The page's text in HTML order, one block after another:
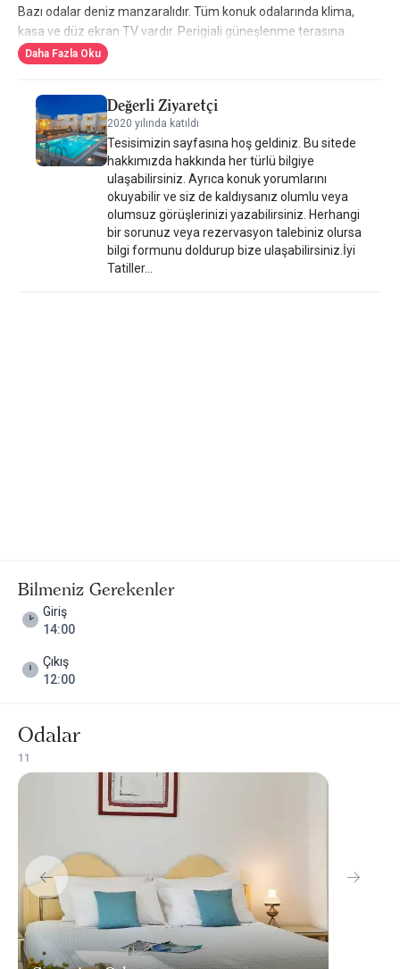
Bazı odalar deniz manzaralıdır. Tüm konuk odalarında klima,
kasa ve düz ekran TV vardır. Perigiali güneşlenme terasına
sahiptir.
Daha Fazla Oku
Değerli Ziyaretçi
2020 yılında katıldı
Tesisimizin sayfasına hoş geldiniz. Bu sitede
hakkımızda hakkında her türlü bilgiye
ulaşabilirsiniz. Ayrıca konuk yorumlarını
okuyabilir ve siz de kaldıysanız olumlu veya
olumsuz görüşlerinizi yazabilirsiniz. Herhangi
bir sorunuz veya rezervasyon talebiniz olursa
bilgi formunu doldurup bize ulaşabilirsiniz.İyi
Tatiller...
Bilmeniz Gerekenler
Giriş
14:00
Çıkış
12:00
Odalar
1 1